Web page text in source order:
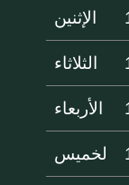
الإثنين
الثلاثاء
الأربعاء
لخميس